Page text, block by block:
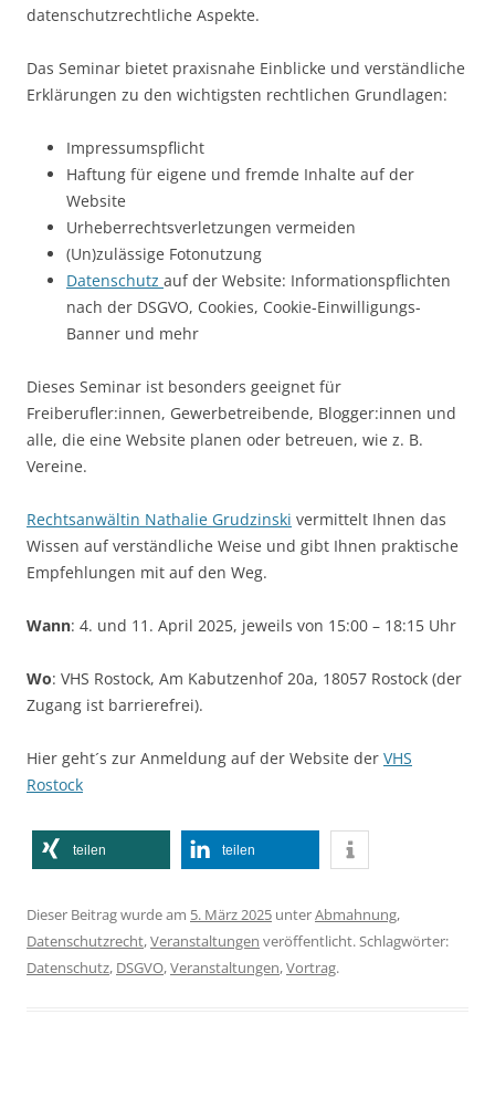
datenschutzrechtliche Aspekte.
Das Seminar bietet praxisnahe Einblicke und verständliche
Erklärungen zu den wichtigsten rechtlichen Grundlagen:
Impressumspflicht
Haftung für eigene und fremde Inhalte auf der
Website
Urheberrechtsverletzungen vermeiden
(Un)zulässige Fotonutzung
Datenschutz auf der Website: Informationspflichten
nach der DSGVO, Cookies, Cookie-Einwilligungs-
Banner und mehr
Dieses Seminar ist besonders geeignet für
Freiberufler:innen, Gewerbetreibende, Blogger:innen und
alle, die eine Website planen oder betreuen, wie z. B.
Vereine.
Rechtsanwältin Nathalie Grudzinski vermittelt Ihnen das
Wissen auf verständliche Weise und gibt Ihnen praktische
Empfehlungen mit auf den Weg.
Wann: 4. und 11. April 2025, jeweils von 15:00 – 18:15 Uhr
Wo: VHS Rostock, Am Kabutzenhof 20a, 18057 Rostock (der
Zugang ist barrierefrei).
Hier geht´s zur Anmeldung auf der Website der VHS
Rostock
teilen teilen
Dieser Beitrag wurde am 5. März 2025 unterAbmahnung,
Datenschutzrecht,Veranstaltungen veröffentlicht. Schlagwörter:
Datenschutz, DSGVO,Veranstaltungen,Vortrag.